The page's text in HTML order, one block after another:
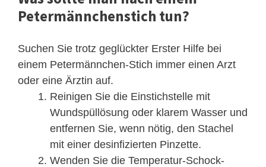
Petermännchenstich tun?
Suchen Sie trotz geglückter Erster Hilfe bei
einem Petermännchen-Stich immer einen Arzt
oder eine Ärztin auf.
Reinigen Sie die Einstichstelle mit
Wundspüllösung oder klarem Wasser und
entfernen Sie, wenn nötig, den Stachel
mit einer desinfizierten Pinzette.
Wenden Sie die Temperatur-Schock-